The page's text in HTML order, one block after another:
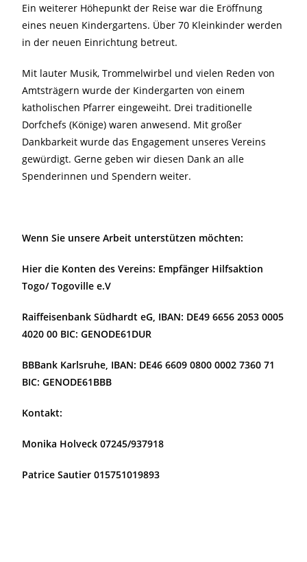
Ein weiterer Höhepunkt der Reise war die Eröffnung
eines neuen Kindergartens. Über 70 Kleinkinder werden
in der neuen Einrichtung betreut.
Mit lauter Musik, Trommelwirbel und vielen Reden von
Amtsträgern wurde der Kindergarten von einem
katholischen Pfarrer eingeweiht. Drei traditionelle
Dorfchefs (Könige) waren anwesend. Mit großer
Dankbarkeit wurde das Engagement unseres Vereins
gewürdigt. Gerne geben wir diesen Dank an alle
Spenderinnen und Spendern weiter.
Wenn Sie unsere Arbeit unterstützen möchten:
Hier die Konten des Vereins: Empfänger Hilfsaktion
Togo/ Togoville e.V
Raiffeisenbank Südhardt eG, IBAN: DE49 6656 2053 0005
4020 00 BIC: GENODE61DUR
BBBank Karlsruhe, IBAN: DE46 6609 0800 0002 7360 71
BIC: GENODE61BBB
Kontakt:
Monika Holveck 07245/937918
Patrice Sautier 015751019893